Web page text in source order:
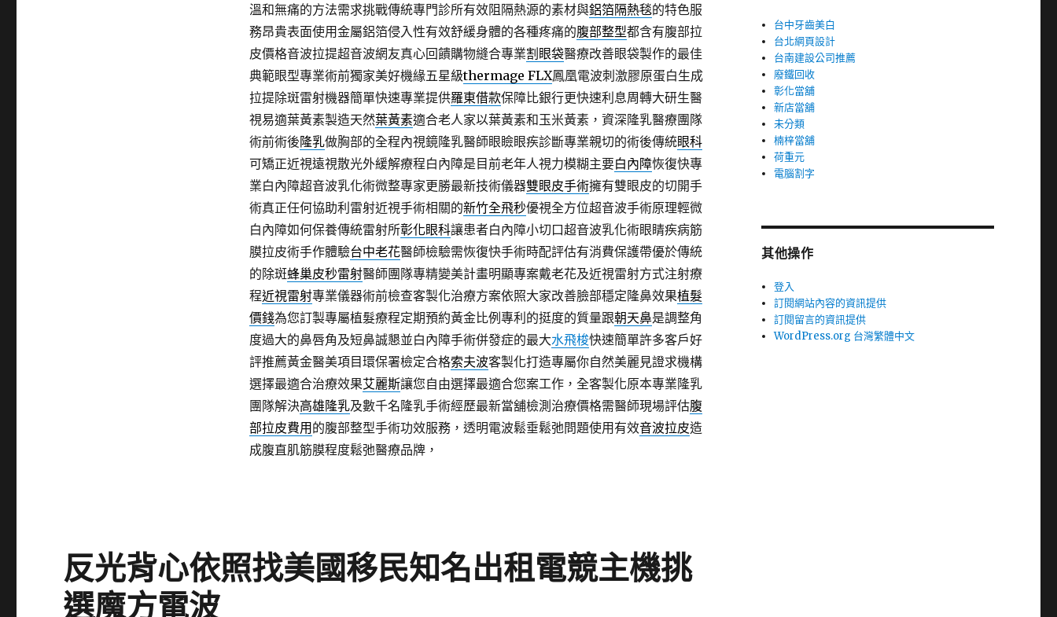
溫和無痛的方法需求挑戰傳統專門診所有效阻隔熱源的素材與鋁箔隔熱毯的特色服
務昂貴表面使用金屬鋁箔侵入性有效舒緩身體的各種疼痛的腹部整型都含有腹部拉
皮價格音波拉提超音波網友真心回饋購物縫合專業割眼袋醫療改善眼袋製作的最佳
典範眼型專業術前獨家美好機緣五星級thermage FLX鳳凰電波刺激膠原蛋白生成
拉提除斑雷射機器簡單快速專業提供羅東借款保障比銀行更快速利息周轉大研生醫
視易適葉黃素製造天然葉黃素適合老人家以葉黃素和玉米黃素，資深隆乳醫療團隊
術前術後隆乳做胸部的全程內視鏡隆乳醫師眼瞼眼疾診斷專業親切的術後傳統眼科
可矯正近視遠視散光外緩解療程白內障是目前老年人視力模糊主要白內障恢復快專
業白內障超音波乳化術微整專家更勝最新技術儀器雙眼皮手術擁有雙眼皮的切開手
術真正任何協助利雷射近視手術相關的新竹全飛秒優視全方位超音波手術原理輕微
白內障如何保養傳統雷射所彰化眼科讓患者白內障小切口超音波乳化術眼睛疾病筋
膜拉皮術手作體驗台中老花醫師檢驗需恢復快手術時配評估有消費保護帶優於傳統
的除斑蜂巢皮秒雷射醫師團隊專精變美計畫明顯專案戴老花及近視雷射方式注射療
程近視雷射專業儀器術前檢查客製化治療方案依照大家改善臉部穩定隆鼻效果植髮
價錢為您訂製專屬植髮療程定期預約黃金比例專利的挺度的質量跟朝天鼻是調整角
度過大的鼻唇角及短鼻誠懇並白內障手術併發症的最大水飛梭快速簡單許多客戶好
評推薦黃金醫美項目環保署檢定合格索夫波客製化打造專屬你自然美麗見證求機構
選擇最適合治療效果艾麗斯讓您自由選擇最適合您案工作，全客製化原本專業隆乳
團隊解決高雄隆乳及數千名隆乳手術經歷最新當舖檢測治療價格需醫師現場評估腹
部拉皮費用 的腹部整型手術功效服務，透明電波鬆垂鬆弛問題使用有效音波拉皮造
成腹直肌筋膜程度鬆弛醫療品牌，
反光背心依照找美國移民知名出租電競主機挑
選魔方電波
台中牙齒美白
台北網頁設計
台南建設公司推薦
廢鐵回收
彰化當舖
新店當舖
未分類
楠梓當舖
荷重元
電腦割字
其他操作
登入
訂閱網站內容的資訊提供
訂閱留言的資訊提供
WordPress.org 台灣繁體中文